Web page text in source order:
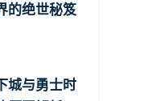
的绝世秘笈
城与勇士时